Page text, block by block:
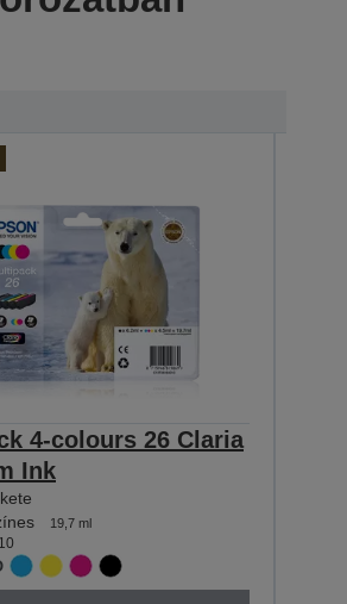
4-colours 26 Claria
Ink
19,7 ml